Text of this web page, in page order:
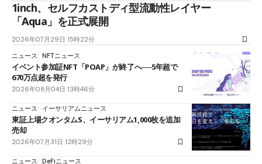
1inch、セルフカストディ型流動性レイヤー
「Aqua」を正式展開
2026年07月29日 15時22分
ニュース NFTニュース
イベント参加証NFT「POAP」が終了へ──5年超で
670万点超を発行
2026年08月04日 13時46分
ニュース イーサリアムニュース
東証上場クオンタムS、イーサリアム1,000枚を追加
売却
2026年07月31日 12時29分
ニュース DeFiニュース